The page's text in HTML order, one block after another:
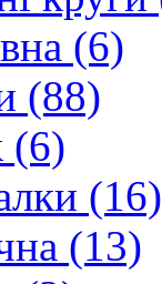
(6)
(88)
(6)
(16)
(13)